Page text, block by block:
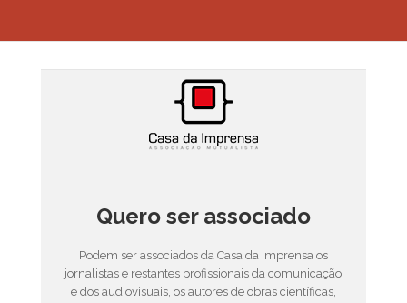
Quero ser associado
Podem ser associados da Casa da Imprensa os
jornalistas e restantes profissionais da comunicação
e dos audiovisuais, os autores de obras científicas,